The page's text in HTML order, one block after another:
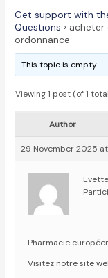
Get support with
Questions › acheter
ordonnance
This topic is empty.
Viewing 1 post (of 1
Author
29 November 2025
Pharmacie
Visitez notre site